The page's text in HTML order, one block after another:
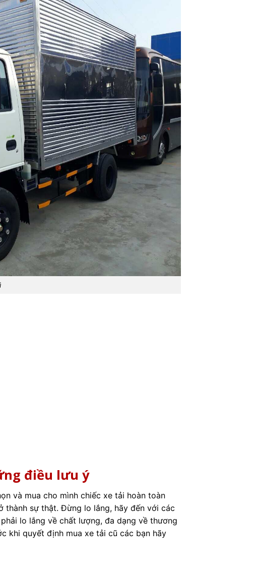
điều lưu ý
và mua cho mình chiếc xe tải hoàn toàn
thành sự thật. Đừng lo lắng, hãy đến với các
lo lắng về chất lượng, đa dạng về thương
khi quyết định mua xe tải cũ các bạn hãy